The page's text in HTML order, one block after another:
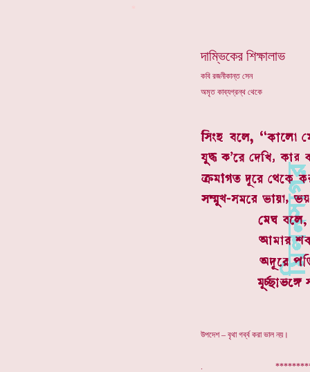
দাম্ভিকের শিক্ষালাভ
কবি রজনীকান্ত সেন
অমৃত কাব্যগ্রন্থ থেকে
উপদেশ – বৃথা গর্ব্ব করা ভাল নয়।
.